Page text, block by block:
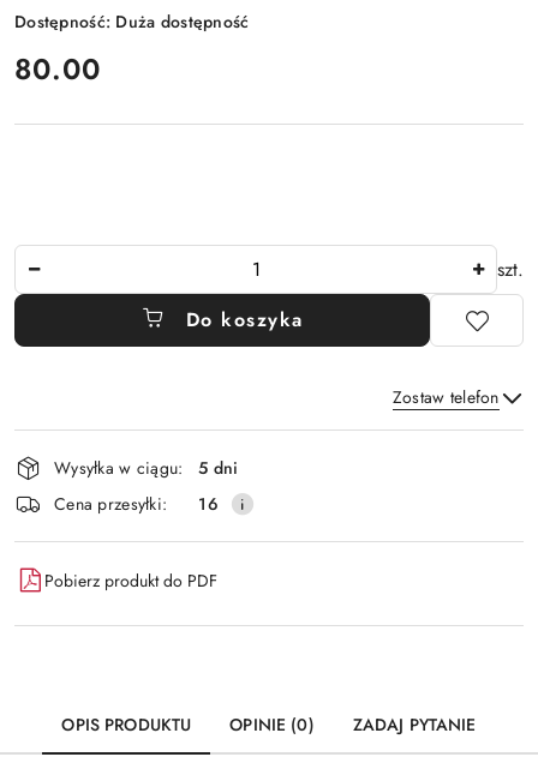
Dostępność: Duża dostępność
cena:
80.00
szt.
Do koszyka
Zostaw telefon
Wyślij
Dostępność
i
dostawa
Wysyłka w ciągu:
5 dni
Cena przesyłki:
16
Pobierz produkt do PDF
OPIS PRODUKTU OPINIE (0) ZADAJ PYTANIE